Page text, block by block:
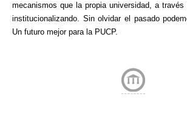
mecanismos que la propia universidad, a
institucionalizando. Sin olvidar el pasado
Un futuro mejor para la PUCP.